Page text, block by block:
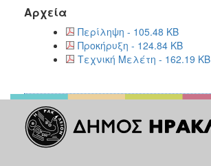
ΕΠΙΣΚΕΠΤΗΣ
ΗΡΑΚΛΕΙΟ
Αρχεία
Περίληψη - 105.48 KB
Προκήρυξη - 124.84 KB
Τεχνική Μελέτη - 162.19 KB